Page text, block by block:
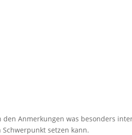
Anmerkungen was besonders
setzen kann.